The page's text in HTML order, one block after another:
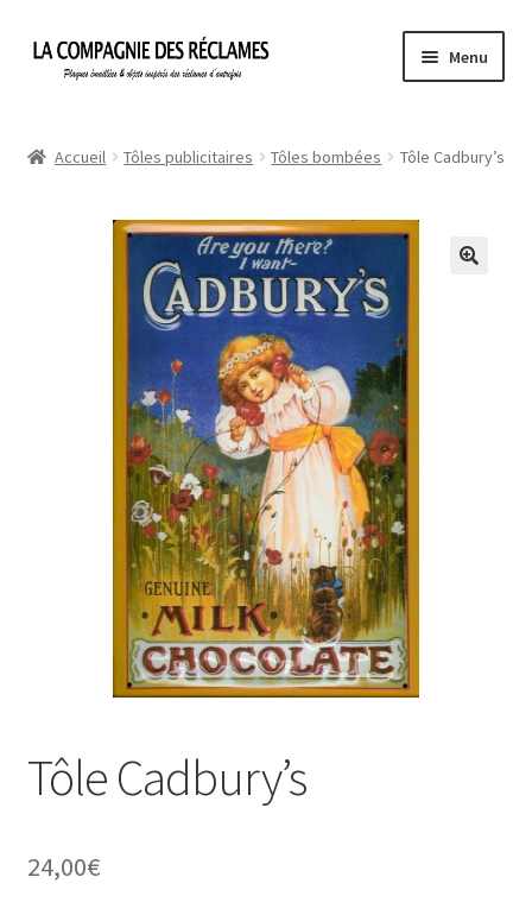
Aller
Aller
Menu
Informations légales
Ma Commande
Politique de confidentialité
Une histoire de plaques émaillées
Accueil Tôles publicitaires Tôles bombées Tôle Cadbury’s
Tôle Cadbury’s
24,00€